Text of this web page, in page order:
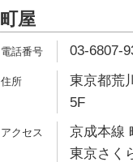
町屋
03-6807-
東京都荒
5F
京成本線
東京さく